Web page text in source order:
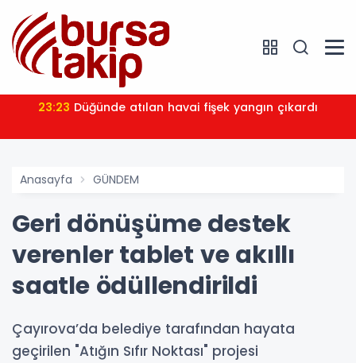
23:23 Düğünde atılan havai fişek yangın çıkardı
Anasayfa GÜNDEM
Geri dönüşüme destek
verenler tablet ve akıllı
saatle ödüllendirildi
Çayırova’da belediye tarafından hayata
geçirilen "Atığın Sıfır Noktası" projesi